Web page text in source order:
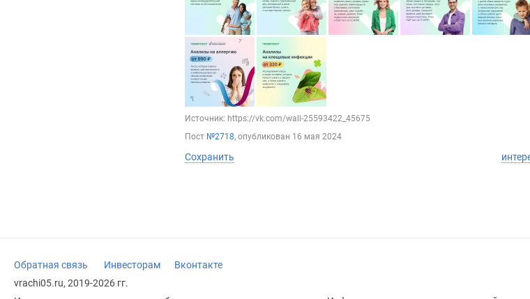
Источник: https://vk.com/wall-25593422_45675
Пост №2718, опубликован 16 мая 2024
Сохранить
Обратная связь Инвесторам
Вконтакте
vrachi05.ru, 2019-2026 гг.